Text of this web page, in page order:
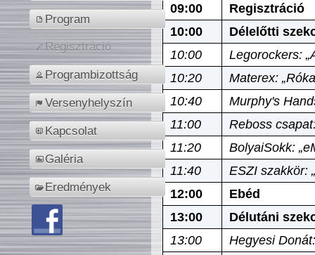
Program
Regisztráció
Programbizottság
Versenyhelyszín
Kapcsolat
Galéria
Eredmények
09:00
Regisztráció
10:00
Délelőtti
10:00
Legorockers:
10:20
Materex:
10:40
Murphy's
11:00
Reboss
11:20
BolyaiSokk:
11:40
ESZI szakkör:
12:00
Ebéd
13:00
Délutáni
13:00
Hegyesi